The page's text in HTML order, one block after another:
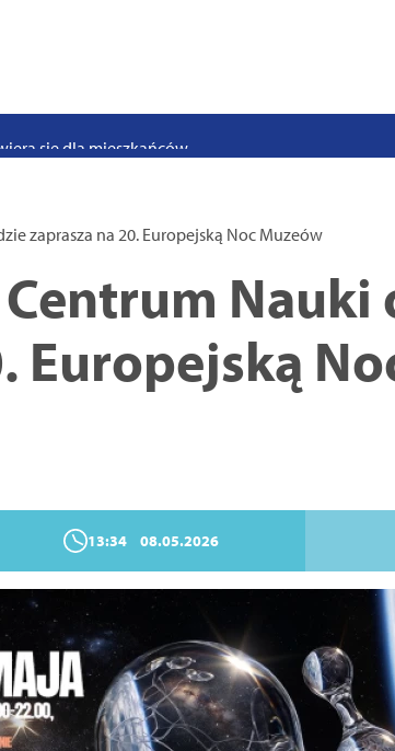
zaprasza na 20. Europejską Noc Muzeów
Nauki
Europejską
13:34 08.05.2026